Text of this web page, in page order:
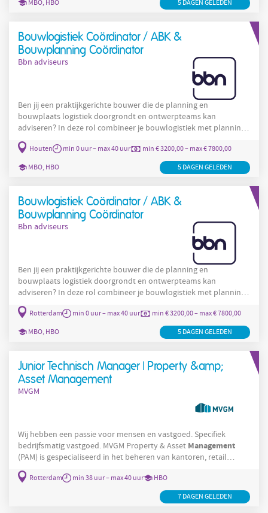
met bouwkostenmanagers, projectmanagers en ontwerpteams
financieel efficiënt
MBO, HBO 5 DAGEN GELEDEN
Bouwlogistiek Coördinator / ABK &
Bouwplanning Coördinator
Bbn adviseurs
Ben jij een praktijkgerichte bouwer die de planning en
bouwplaats logistiek doorgrondt en ontwerpteams kan
adviseren? In deze rol combineer je bouwlogistiek met planning,
kosten en 4D BIM. Je verbindt het ontwerp met de dagelijkse
realiteit op de bouwplaats en zorgt voor maakbaarheid,
bouwproces en kostenbeheersing (ABK). Je werkt nauw samen
met bouwkostenmanagers, projectmanagers en ontwerpteams
financieel efficiënt
Houten min 0 uur – max 40 uur min € 3200,00 – max € 7800,00
MBO, HBO 5 DAGEN GELEDEN
Bouwlogistiek Coördinator / ABK &
Bouwplanning Coördinator
Bbn adviseurs
Ben jij een praktijkgerichte bouwer die de planning en
bouwplaats logistiek doorgrondt en ontwerpteams kan
adviseren? In deze rol combineer je bouwlogistiek met planning,
kosten en 4D BIM. Je verbindt het ontwerp met de dagelijkse
realiteit op de bouwplaats en zorgt voor maakbaarheid,
bouwproces en kostenbeheersing (ABK). Je werkt nauw samen
met bouwkostenmanagers, projectmanagers en ontwerpteams
financieel efficiënt
Rotterdam min 0 uur – max 40 uur min € 3200,00 – max € 7800,00
MBO, HBO 5 DAGEN GELEDEN
Junior Technisch Manager | Property &amp;
Asset Management
MVGM
Wij hebben een passie voor mensen en vastgoed. Specifiek
bedrijfsmatig vastgoed. MVGM Property & Asset Management
(PAM) is gespecialiseerd in het beheren van kantoren, retail
vastgoed, logistieke panden en hotels. Als Junior Technisch
Managerbij MVGM Property & AssetManagement
groot aandeel in onze dienstverlening. Jij bent namelijk
verantwoordelijk voor de technische kwaliteit van diverse
Rotterdam min 38 uur – max 40 uur HBO
7 DAGEN GELEDEN